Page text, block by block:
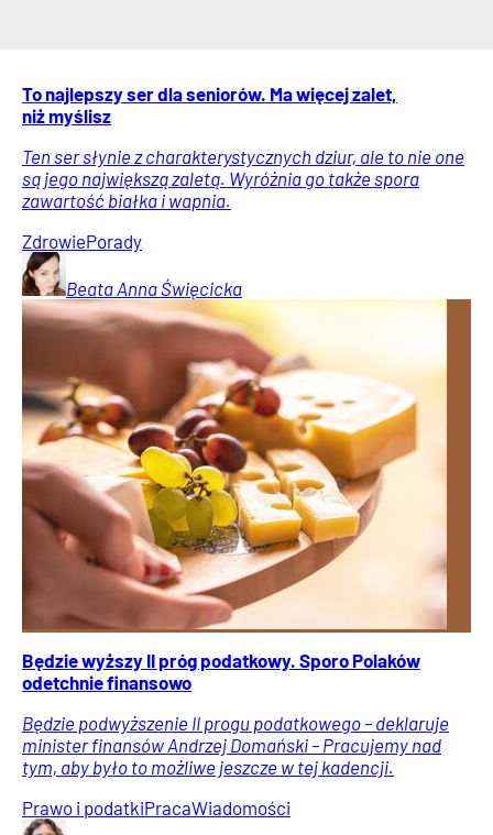
To najlepszy ser dla seniorów. Ma więcej zalet,
niż myślisz
Ten ser słynie z charakterystycznych dziur, ale to nie one
są jego największą zaletą. Wyróżnia go także spora
zawartość białka i wapnia.
ZdrowiePorady
Beata Anna Święcicka
Będzie wyższy II próg podatkowy. Sporo Polaków
odetchnie finansowo
Będzie podwyższenie II progu podatkowego – deklaruje
minister finansów Andrzej Domański – Pracujemy nad
tym, aby było to możliwe jeszcze w tej kadencji.
Prawo i podatkiPracaWiadomości